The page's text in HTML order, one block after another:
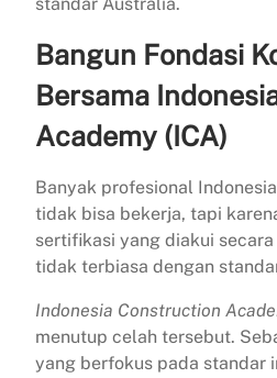
Bangun Fondasi
Bersama
Academy (ICA)
Banyak profesional
tidak bisa bekerja, tapi
sertifikasi yang diakui
tidak terbiasa dengan
Indonesia Construction
menutup celah tersebut.
yang berfokus pada standar